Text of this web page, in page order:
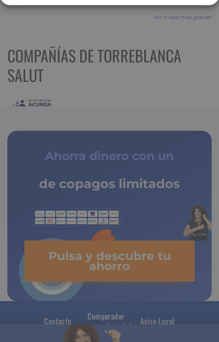
Ver mapa más grande
COMPAÑÍAS DE TORREBLANCA
SALUT
Ahorra dinero con un
de copagos limitados
Pulsa y descubre tu
ahorro
Contacto
Comparador
seguros de salud
Aviso Legal